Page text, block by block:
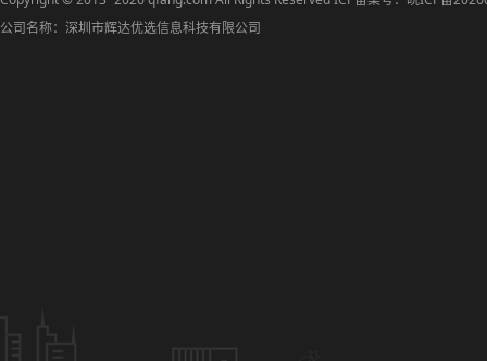
公司名称：深圳市辉达优选信息科技有限公司